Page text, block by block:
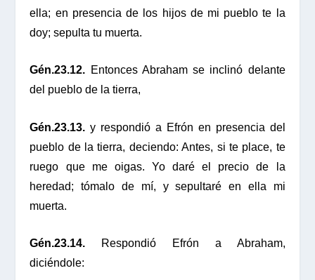
ella; en presencia de los hijos de mi pueblo te la
doy; sepulta tu muerta.
Gén.23.12. Entonces Abraham se inclinó delante
del pueblo de la tierra,
Gén.23.13. y respondió a Efrón en presencia del
pueblo de la tierra, deciendo: Antes, si te place, te
ruego que me oigas. Yo daré el precio de la
heredad; tómalo de mí, y sepultaré en ella mi
muerta.
Gén.23.14. Respondió Efrón a Abraham,
diciéndole: